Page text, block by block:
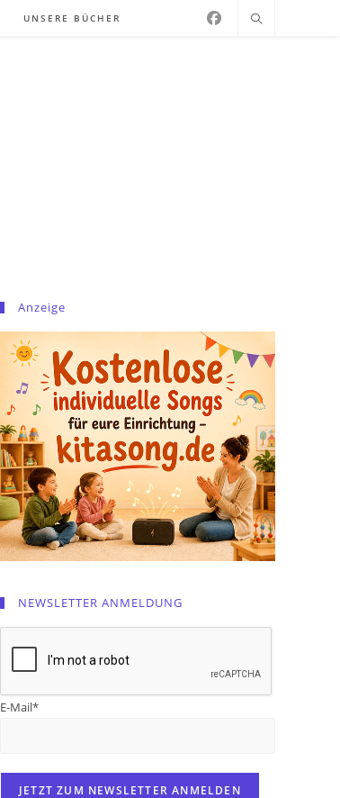
UNSERE BÜCHER
Anzeige
NEWSLETTER ANMELDUNG
E-Mail*